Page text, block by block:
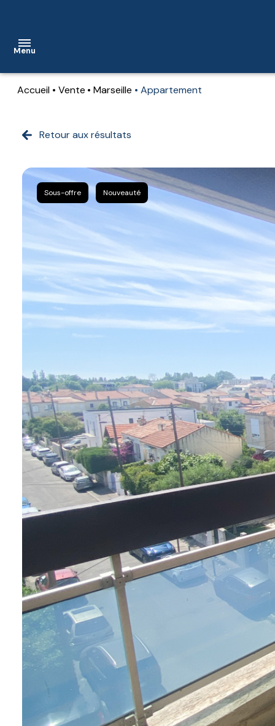
Menu
nos
biens
nos
biens
vendus
notre
agence
estimation
Accueil Vente Marseille Appartement
Retour aux résultats
Sous-offre Nouveauté